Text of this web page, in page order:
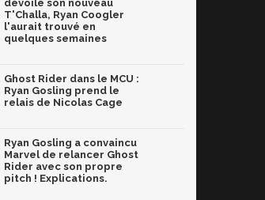
dévoile son nouveau
T'Challa, Ryan Coogler
l'aurait trouvé en
quelques semaines
Ghost Rider dans le MCU :
Ryan Gosling prend le
relais de Nicolas Cage
Ryan Gosling a convaincu
Marvel de relancer Ghost
Rider avec son propre
pitch ! Explications.